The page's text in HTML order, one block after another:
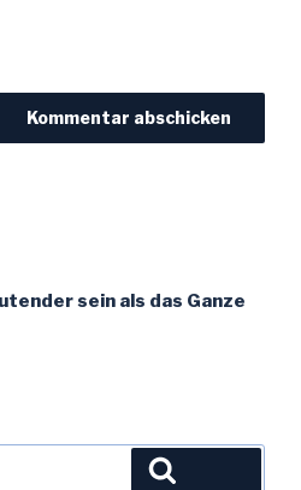
sein als das Ganze